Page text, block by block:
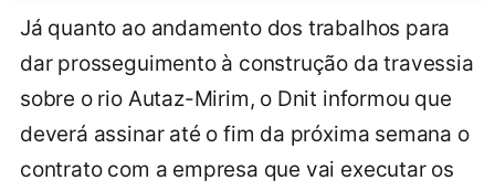
Já quanto ao andamento dos trabalhos para
dar prosseguimento à construção da travessia
sobre o rio Autaz-Mirim, o Dnit informou que
deverá assinar até o fim da próxima semana o
contrato com a empresa que vai executar os